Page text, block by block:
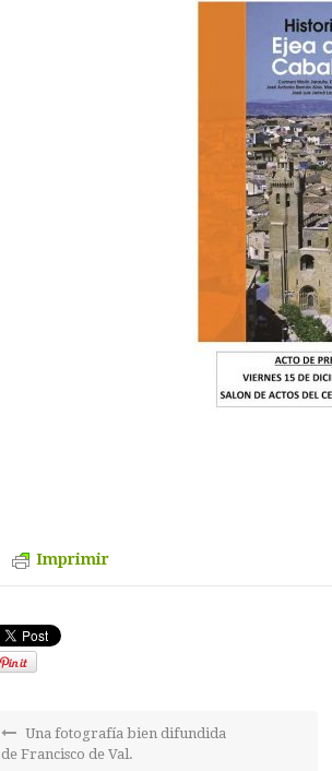
Imprimir
Una fotografía bien difundida
de Francisco de Val.